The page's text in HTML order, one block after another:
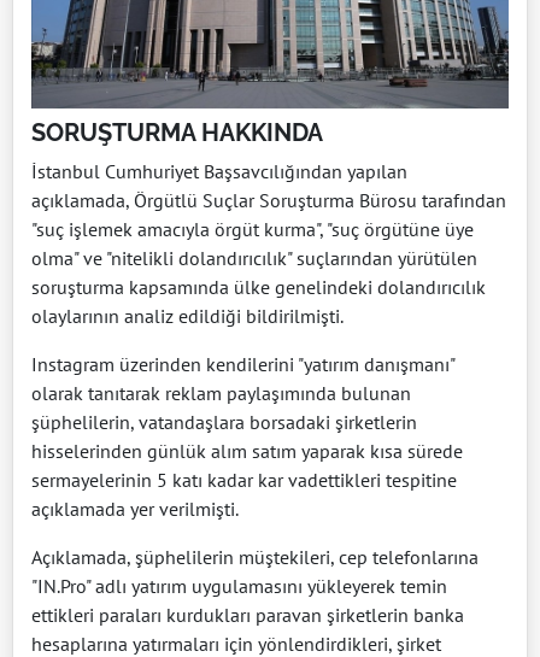
SORUŞTURMA HAKKINDA
İstanbul Cumhuriyet Başsavcılığından yapılan
açıklamada, Örgütlü Suçlar Soruşturma Bürosu tarafından
"suç işlemek amacıyla örgüt kurma", "suç örgütüne üye
olma" ve "nitelikli dolandırıcılık" suçlarından yürütülen
soruşturma kapsamında ülke genelindeki dolandırıcılık
olaylarının analiz edildiği bildirilmişti.
Instagram üzerinden kendilerini "yatırım danışmanı"
olarak tanıtarak reklam paylaşımında bulunan
şüphelilerin, vatandaşlara borsadaki şirketlerin
hisselerinden günlük alım satım yaparak kısa sürede
sermayelerinin 5 katı kadar kar vadettikleri tespitine
açıklamada yer verilmişti.
Açıklamada, şüphelilerin müştekileri, cep telefonlarına
"IN.Pro" adlı yatırım uygulamasını yükleyerek temin
ettikleri paraları kurdukları paravan şirketlerin banka
hesaplarına yatırmaları için yönlendirdikleri, şirket